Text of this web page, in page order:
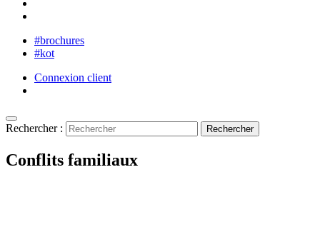
#brochures
#kot
Connexion client
Rechercher :
Conflits familiaux